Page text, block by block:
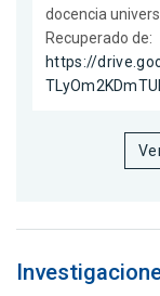
docencia
Recuperado de:
https://